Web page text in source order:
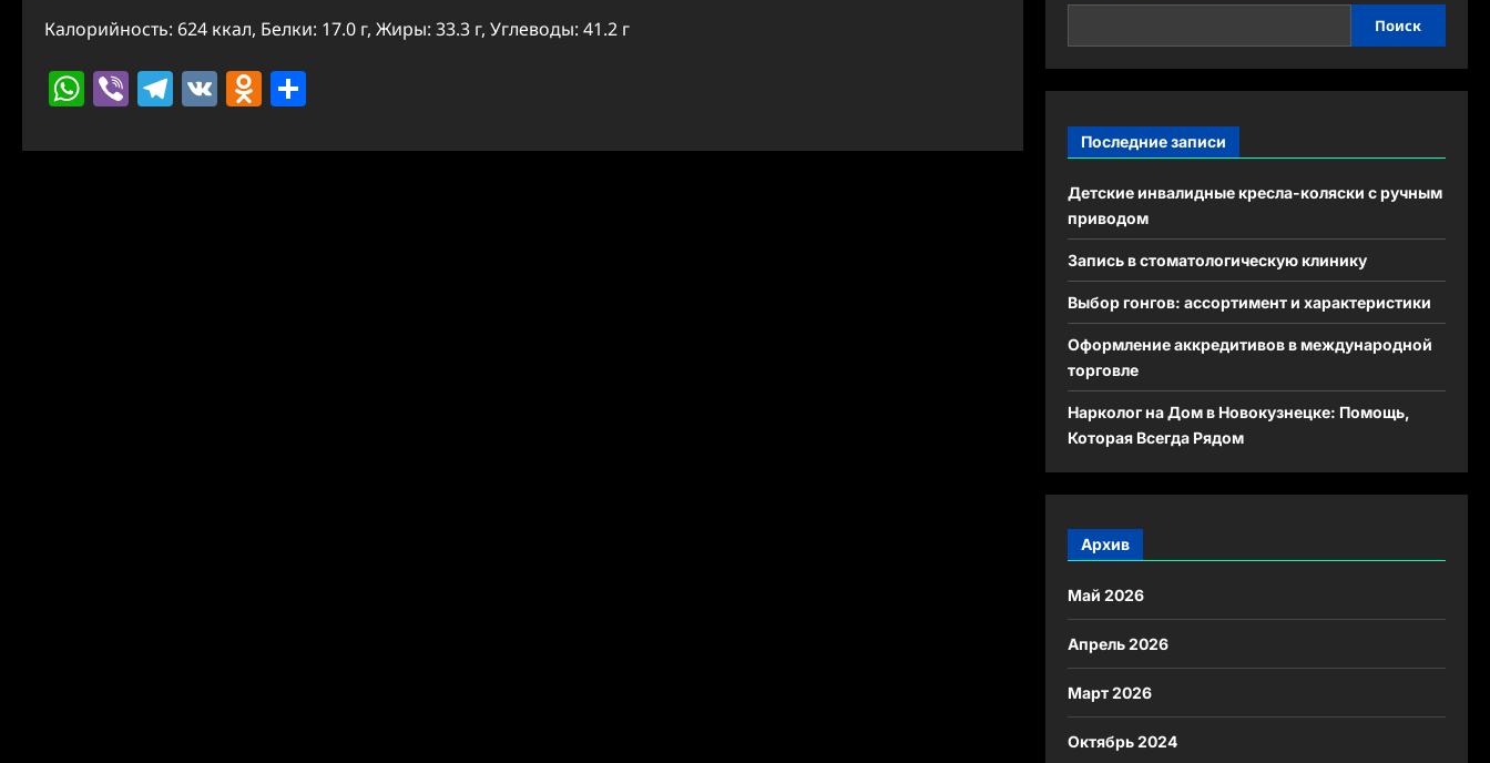
Калорийность: 624 ккал, Белки: 17.0 г, Жиры: 33.3 г, Углеводы: 41.2 г
WhatsApp
ViberTelegram
VK Odnoklassniki
Поиск
Последние записи
Детские инвалидные кресла-коляски с ручным
приводом
Запись в стоматологическую клинику
Выбор гонгов: ассортимент и характеристики
Оформление аккредитивов в международной
торговле
Нарколог на Дом в Новокузнецке: Помощь,
Которая Всегда Рядом
Архив
Май 2026
Апрель 2026
Март 2026
Октябрь 2024